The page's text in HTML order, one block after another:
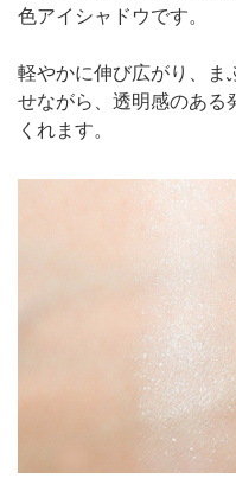
色アイシャドウです。
軽やかに伸び広がり、ま
せながら、透明感のある
くれます。